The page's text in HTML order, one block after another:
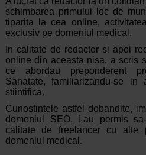
schimbarea primului loc de
tiparita la cea online,
exclusiv pe domeniul medical.
In calitate de redactor si apoi
online din aceasta nisa, a scris
ce abordau preponderent
Sanatate, familiarizandu-se
stiintifica.
Cunostintele astfel dobandite,
domeniul SEO, i-au permis
calitate de freelancer cu alte
domeniul medical.